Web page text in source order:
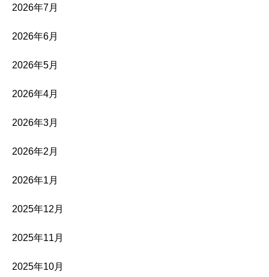
2026年7月
2026年6月
2026年5月
2026年4月
2026年3月
2026年2月
2026年1月
2025年12月
2025年11月
2025年10月